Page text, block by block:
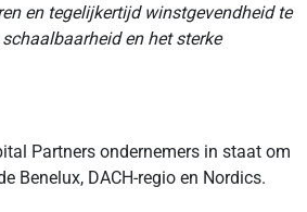
en tegelijkertijd winstgevendheid te
en het sterke
Partners ondernemers in staat om
Benelux, DACH-regio en Nordics.